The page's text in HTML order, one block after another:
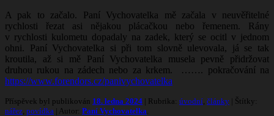
A pak to začalo. Paní Vychovatelka mě začala v neuvěřitelné
rychlosti řezat asi nějakou plácačkou nebo řemenem. Rány
v rychlosti kulometu dopadaly na zadek, který se ocitl v jednom
ohni. Paní Vychovatelka si při tom slovně ulevovala, já se tak
kroutila, až si mě Paní Vychovatelka musela pevně přidržovat
druhou rukou na zádech nebo za krkem. ……. pokračování na
https://www.forendors.cz/panivychovatelka
Příspěvek byl publikován 18. ledna 2024 | Rubrika: úvodní články | Štítky:
nářez povídka | Autor: Paní Vychovatelka